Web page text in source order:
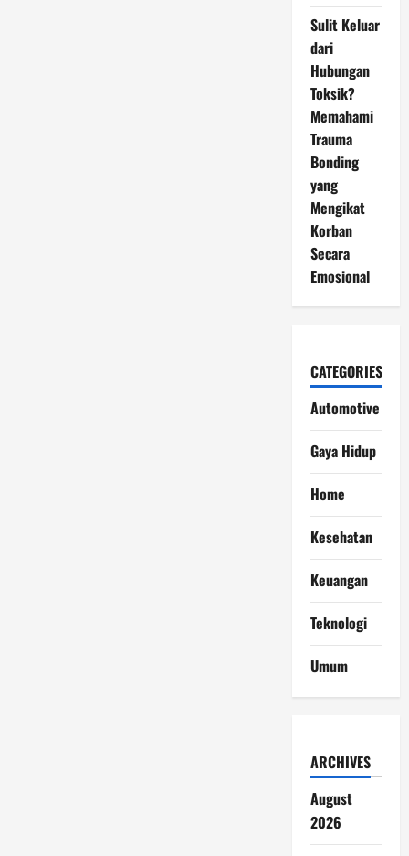
Sulit Keluar
dari
Hubungan
Toksik?
Memahami
Trauma
Bonding
yang
Mengikat
Korban
Secara
Emosional
CATEGORIES
Automotive
Gaya Hidup
Home
Kesehatan
Keuangan
Teknologi
Umum
ARCHIVES
August
2026